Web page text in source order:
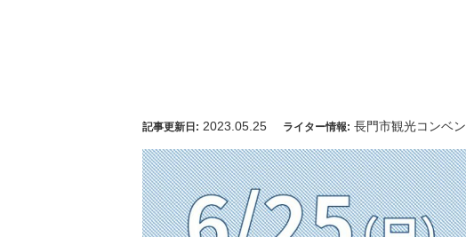
記事更新日: 2023.05.25 ライター情報: 長門市観光コンベ